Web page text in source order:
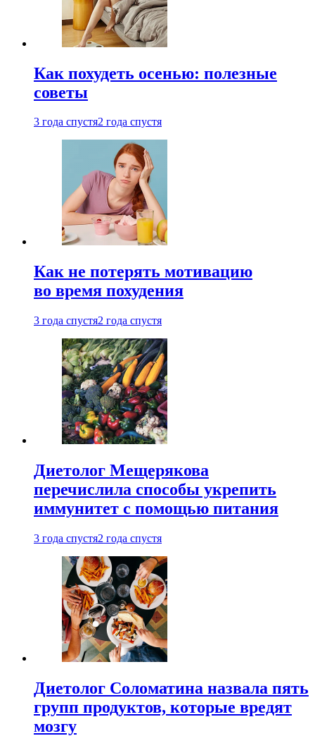
Как похудеть осенью: полезные
советы
3 года спустя2 года спустя
Как не потерять мотивацию
во время похудения
3 года спустя2 года спустя
Диетолог Мещерякова
перечислила способы укрепить
иммунитет с помощью питания
3 года спустя2 года спустя
Диетолог Соломатина назвала пять
групп продуктов, которые вредят
мозгу